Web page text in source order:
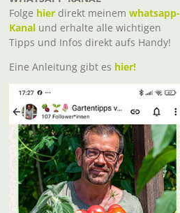
Folge hier direkt meinem whatsapp-
Kanal und erhalte alle wichtigen
Tipps und Infos direkt aufs Handy!
Eine Anleitung gibt es hier!